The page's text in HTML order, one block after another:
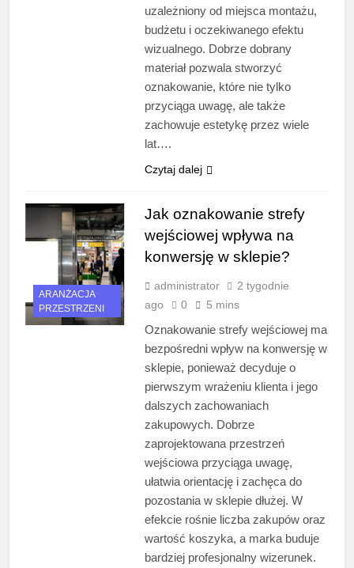
uzależniony od miejsca montażu,
budżetu i oczekiwanego efektu
wizualnego. Dobrze dobrany
materiał pozwala stworzyć
oznakowanie, które nie tylko
przyciąga uwagę, ale także
zachowuje estetykę przez wiele
lat….
Czytaj dalej
ARANŻACJA
PRZESTRZENI
Jak oznakowanie strefy
wejściowej wpływa na
konwersję w sklepie?
administrator
2 tygodnie
ago
0 5 mins
Oznakowanie strefy wejściowej ma
bezpośredni wpływ na konwersję w
sklepie, ponieważ decyduje o
pierwszym wrażeniu klienta i jego
dalszych zachowaniach
zakupowych. Dobrze
zaprojektowana przestrzeń
wejściowa przyciąga uwagę,
ułatwia orientację i zachęca do
pozostania w sklepie dłużej. W
efekcie rośnie liczba zakupów oraz
wartość koszyka, a marka buduje
bardziej profesjonalny wizerunek.